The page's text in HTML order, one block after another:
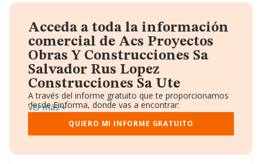
Acceda a toda la información
comercial de Acs Proyectos
Obras Y Construcciones Sa
Salvador Rus Lopez
Construcciones Sa Ute
A través del informe gratuito que te proporcionamos
desde Einforma, donde vas a encontrar:
Datos identificativos: Denominación, CIF,
Teléfono, Domicilio.
Informe Mercantil Completo (BORME).
Ver más
QUIERO MI INFORME GRATUITO